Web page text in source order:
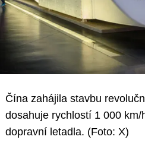
Čína zahájila stavbu
dosahuje rychlostí 1 000 km/
dopravní letadla. (Foto: X)